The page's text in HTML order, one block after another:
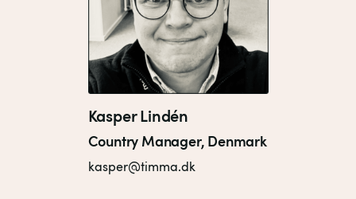
Kasper Lindén
Country Manager, Denmark
kasper@timma.dk